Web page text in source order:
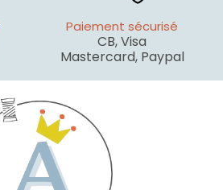
Paiement sécurisé
CB, Visa
Mastercard, Paypal